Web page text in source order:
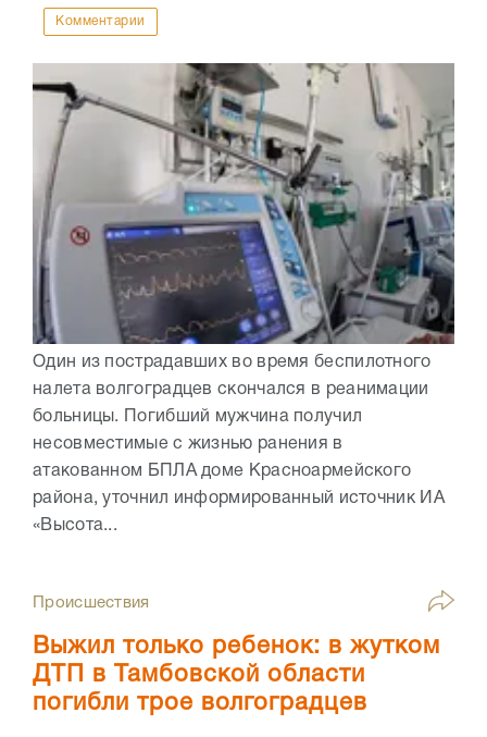
Комментарии
Один из пострадавших во время беспилотного
налета волгоградцев скончался в реанимации
больницы. Погибший мужчина получил
несовместимые с жизнью ранения в
атакованном БПЛА доме Красноармейского
района, уточнил информированный источник ИА
«Высота...
Происшествия
Выжил только ребенок: в жутком
ДТП в Тамбовской области
погибли трое волгоградцев